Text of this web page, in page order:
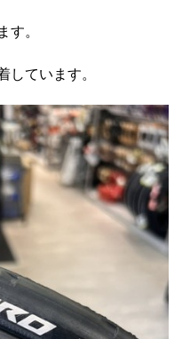
す。
しています。